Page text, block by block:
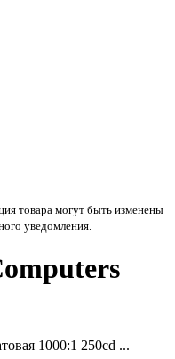
товара могут быть изменены
уведомления.
1000:1 250cd ...